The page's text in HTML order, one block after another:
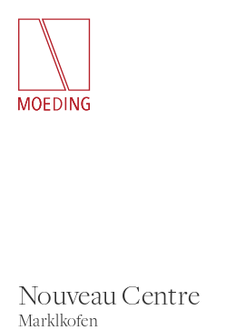
Nouveau Centre
Marklkofen